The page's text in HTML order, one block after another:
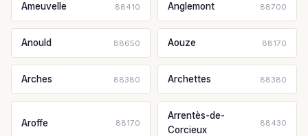
Ameuvelle 88410 Anglemont 88700
Anould 88650 Aouze 88170
Arches 88380 Archettes 88380
Aroffe 88170
Arrentès-de-
Corcieux
88430